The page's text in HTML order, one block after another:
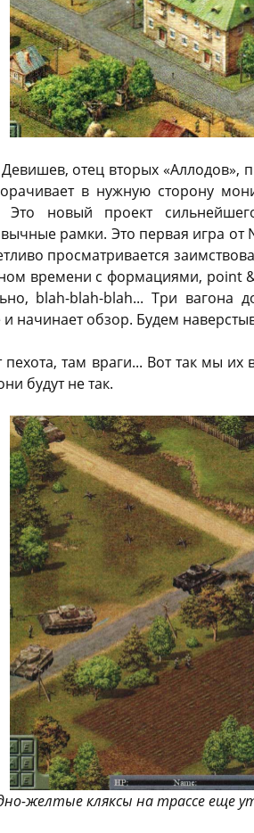
отец вторых «Аллодов»,
в нужную сторону
Это новый проект
рамки. Это первая игра
просматривается
времени с формациями, point
blah-blah-blah... Три вагона
начинает обзор. Будем
пехота, там враги... Вот так мы
будут не так.
желтые кляксы на трассе еще